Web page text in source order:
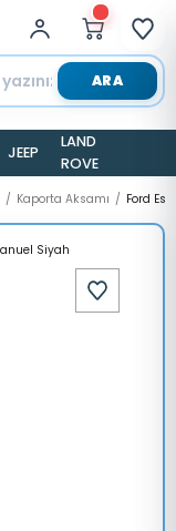
ARA
JEEP
LAND
ROVER
Kaporta Aksamı Ford